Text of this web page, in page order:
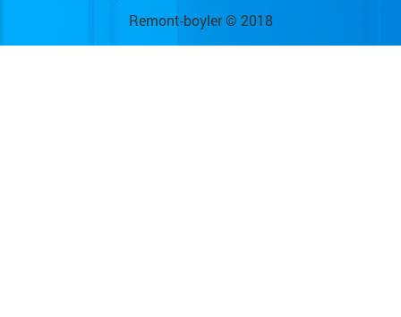
Remont-boyler © 2018